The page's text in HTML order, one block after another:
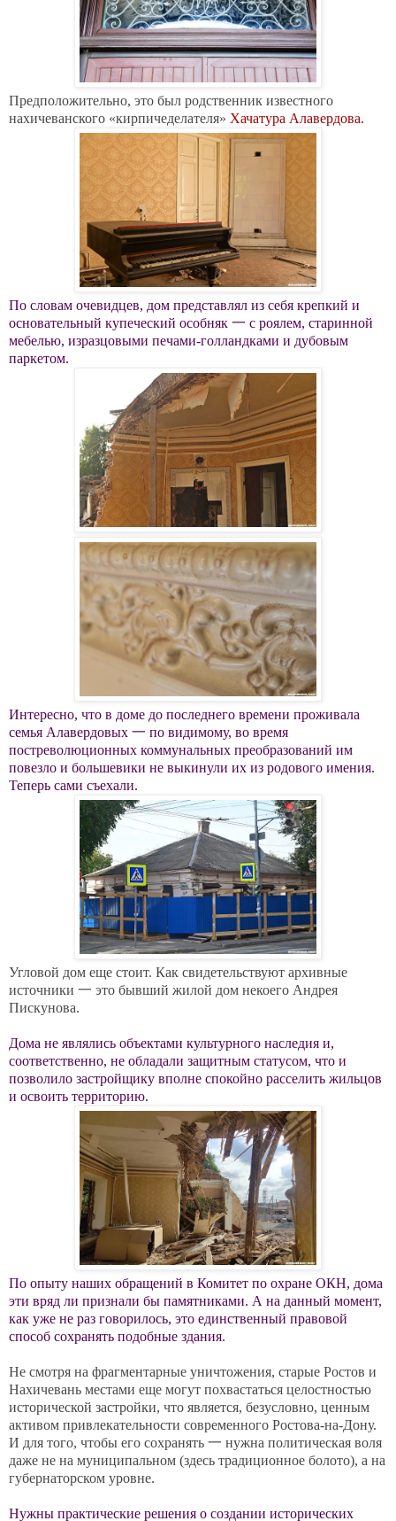
Предположительно, это был родственник известного
нахичеванского «кирпичеделателя» Хачатура Алавердова.
По словам очевидцев, дом представлял из себя крепкий и
основательный купеческий особняк 一 с роялем, старинной
мебелью, изразцовыми печами-голландками и дубовым
паркетом.
Интересно, что в доме до последнего времени проживала
семья Алавердовых 一 по видимому, во время
постреволюционных коммунальных преобразований им
повезло и большевики не выкинули их из родового имения.
Теперь сами съехали.
Угловой дом еще стоит. Как свидетельствуют архивные
источники 一 это бывший жилой дом некоего Андрея
Пискунова.
Дома не являлись объектами культурного наследия и,
соответственно, не обладали защитным статусом, что и
позволило застройщику вполне спокойно расселить жильцов
и освоить территорию.
По опыту наших обращений в Комитет по охране ОКН, дома
эти вряд ли признали бы памятниками. А на данный момент,
как уже не раз говорилось, это единственный правовой
способ сохранять подобные здания.
Не смотря на фрагментарные уничтожения, старые Ростов и
Нахичевань местами еще могут похвастаться целостностью
исторической застройки, что является, безусловно, ценным
активом привлекательности современного Ростова-на-Дону.
И для того, чтобы его сохранять 一 нужна политическая воля
даже не на муниципальном (здесь традиционное болото), а на
губернаторском уровне.
Нужны практические решения о создании исторических